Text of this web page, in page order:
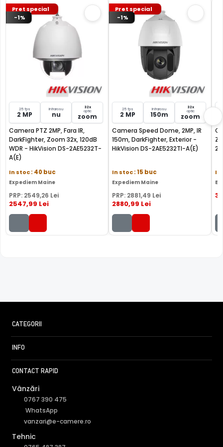
FILTRU IR MECANIC (ICR / IR Cut Fillter)
Camera HIKVISION DS-2AE4215T-DE are un filtru IR
Mecanic autoretractabil ce filtreaza lumina in infrarosu
pe timpul zilei, pentru a evita anumitele defecte de
afisare a culorilor, iar pe timpul noptii acesta este retras
pentru a permite luminii in infrarosu sa treaca,
BLC (Backlight Compensation)
Pret special
-1%
25 fps
2 MP
Infrarosu
nu
32x
optic
zoom
Camera PTZ 2MP, Fara IR,
DarkFighter, Zoom 32x, 120dB
WDR - HikVision DS-2AE5232T-
A(E)
In stoc: 40 buc
Expediem Maine
PRP: 2549,26 Lei
2547,99 Lei
Pret special
-1%
25 fps
2 MP
Infrarosu
150m
32x
optic
zoom
Camera Speed Dome, 2MP, IR
150m, DarkFighter, Exterior -
HikVision DS-2AE5232TI-A(E)
In stoc: 15 buc
Expediem Maine
PRP: 2881,49 Lei
2880,99 Lei
In
CATEGORII
INFO
CONTACT RAPID
Vânzări
0767 390 475
WhatsApp
vanzari@e-camere.ro
Tehnic